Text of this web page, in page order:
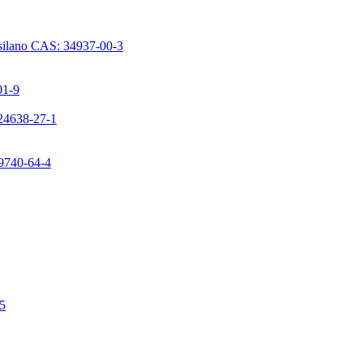
CAS: 34937-00-3
9
27-1
64-4